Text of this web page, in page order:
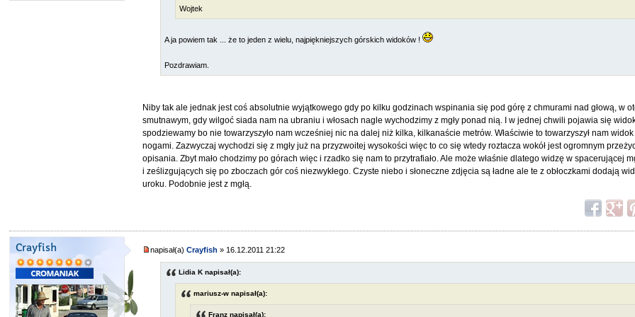
Wojtek
A ja powiem tak ... że to jeden z wielu, najpiękniejszych górskich widoków !
Pozdrawiam.
Niby tak ale jednak jest coś absolutnie wyjątkowego gdy po kilku godzinach wspinania się pod górę z chmurami nad głową, w
smutnawym, gdy wilgoć siada nam na ubraniu i włosach nagle wychodzimy z mgły ponad nią. I w jednej chwili pojawia się
spodziewamy bo nie towarzyszyło nam wcześniej nic na dalej niż kilka, kilkanaście metrów. Właściwie to towarzyszył nam
nogami. Zazwyczaj wychodzi się z mgły już na przyzwoitej wysokości więc to co się wtedy roztacza wokół jest ogromnym
opisania. Zbyt mało chodzimy po górach więc i rzadko się nam to przytrafiało. Ale może właśnie dlatego widzę w spacerującej
i ześlizgujących się po zboczach gór coś niezwykłego. Czyste niebo i słoneczne zdjęcia są ładne ale te z obłoczkami dodają
uroku. Podobnie jest z mgłą.
Crayfish napisał(a)Crayfish » 16.12.2011 21:22
Lidia K napisał(a):
mariusz-w napisał(a):
Franz napisał(a):